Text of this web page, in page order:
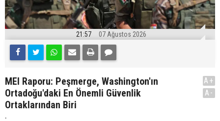
21:57 07 Ağustos 2026
MEI Raporu: Peşmerge, Washington'ın
Ortadoğu'daki En Önemli Güvenlik
Ortaklarından Biri
.
A+
A-